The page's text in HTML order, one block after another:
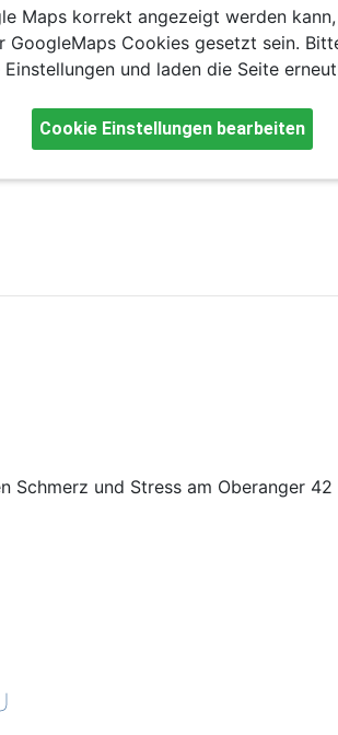
Maps korrekt angezeigt werden
GoogleMaps Cookies gesetzt sein.
und laden die Seite
Cookie Einstellungen bearbeiten
Schmerz und Stress am Oberanger